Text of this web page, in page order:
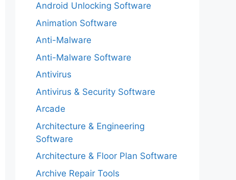
Android Unlocking Software
Animation Software
Anti-Malware
Anti-Malware Software
Antivirus
Antivirus & Security Software
Arcade
Architecture & Engineering
Software
Architecture & Floor Plan Software
Archive Repair Tools